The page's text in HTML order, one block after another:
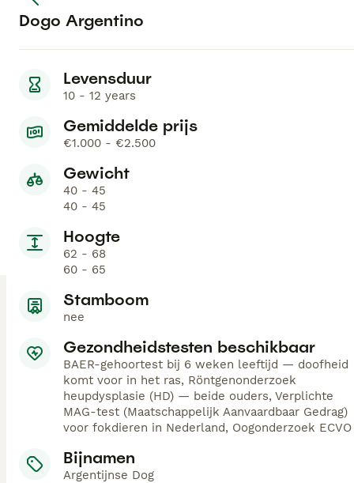
Dogo Argentino
Levensduur
10 - 12 years
Gemiddelde prijs
€1.000 - €2.500
Gewicht
40 - 45
40 - 45
Hoogte
62 - 68
60 - 65
Stamboom
nee
Gezondheidstesten beschikbaar
BAER-gehoortest bij 6 weken leeftijd — doofheid
komt voor in het ras, Röntgenonderzoek
heupdysplasie (HD) — beide ouders, Verplichte
MAG-test (Maatschappelijk Aanvaardbaar Gedrag)
voor fokdieren in Nederland, Oogonderzoek ECVO
Bijnamen
Argentijnse Dog